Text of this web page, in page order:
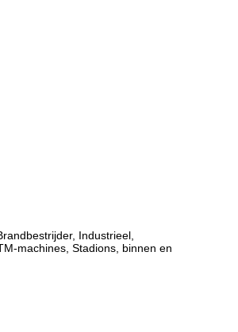
Industrieel,
machines, Stadions, binnen en